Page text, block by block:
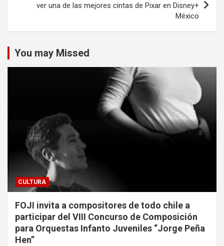
ver una de las mejores cintas de Pixar en Disney+
México
You may Missed
CULTURA
FOJI invita a compositores de todo chile a
participar del VIII Concurso de Composición
para Orquestas Infanto Juveniles “Jorge Peña
Hen”